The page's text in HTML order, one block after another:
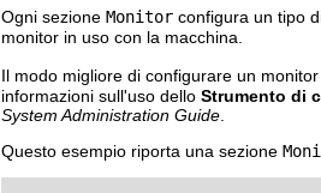
Ogni sezione Monitor configura un tipo
monitor in uso con la macchina.
Il modo migliore di configurare un
informazioni sull'uso dello Strumento di
System Administration Guide
Questo esempio riporta una sezione